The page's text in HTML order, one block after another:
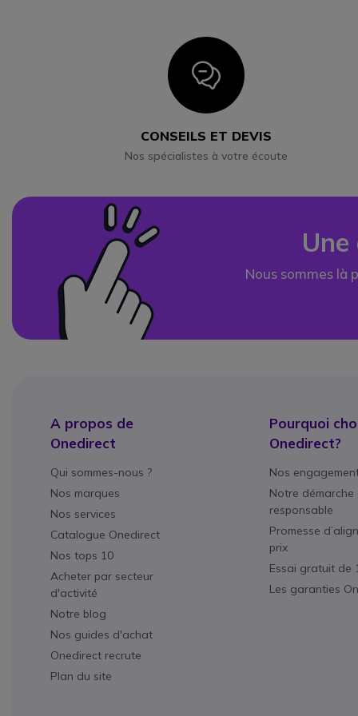
Icon
CONSEILS ET DEVIS
Nos spécialistes à votre écoute
Nous sommes là
A propos de
Onedirect
Qui sommes-nous ?
Nos marques
Nos services
Catalogue Onedirect
Nos tops 10
Acheter par secteur
d'activité
Notre blog
Nos guides d'achat
Onedirect recrute
Plan du site
Pourquoi
Onedirect?
Nos
Notre démarche
responsable
Promesse
prix
Essai gratuit de
Les garanties